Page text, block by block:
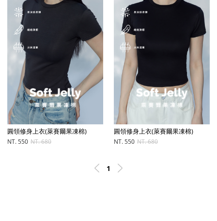
圓領修身上衣(萊賽爾果凍棉)
NT. 550 NT. 680
圓領修身上衣(萊賽爾果凍棉)
NT. 550 NT. 680
1